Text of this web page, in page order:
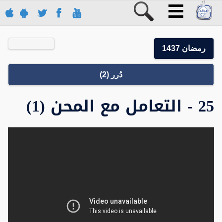
رمضان 1437
دُرر (2)
25 - التعامل مع المحن (1)